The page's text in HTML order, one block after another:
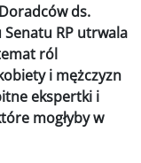
ds.
RP utrwala
ról
i mężczyzn
ekspertki i
mogłyby w